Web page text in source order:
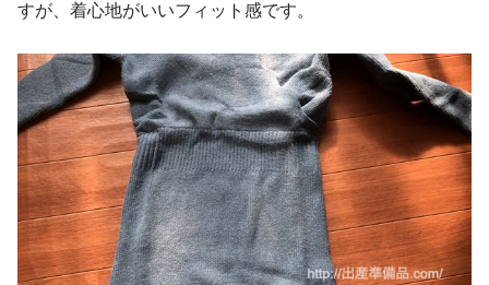
すが、着心地がいいフィット感です。